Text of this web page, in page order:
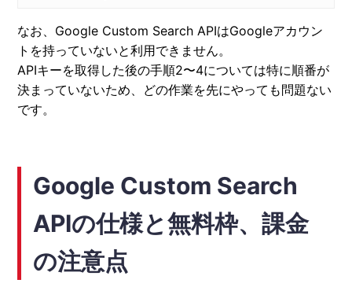
なお、Google Custom Search APIはGoogleアカウン
トを持っていないと利用できません。
APIキーを取得した後の手順2〜4については特に順番が
決まっていないため、どの作業を先にやっても問題ない
です。
Google Custom Search
APIの仕様と無料枠、課金
の注意点